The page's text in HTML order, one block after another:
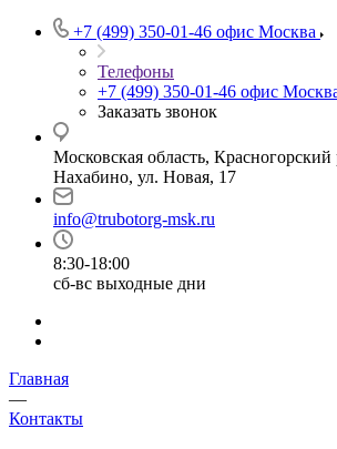
+7 (499) 350-01-46 офис Москва
Телефоны
+7 (499) 350-01-46 офис
Заказать звонок
Московская область, Красногорский
Нахабино, ул. Новая, 17
info@trubotorg-msk.ru
8:30-18:00
сб-вс выходные дни
Главная
—
Контакты